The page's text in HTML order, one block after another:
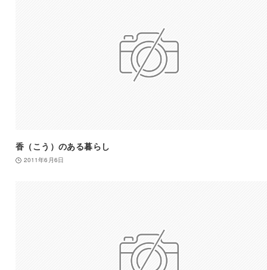
香（こう）のある暮らし
2011年6月6日